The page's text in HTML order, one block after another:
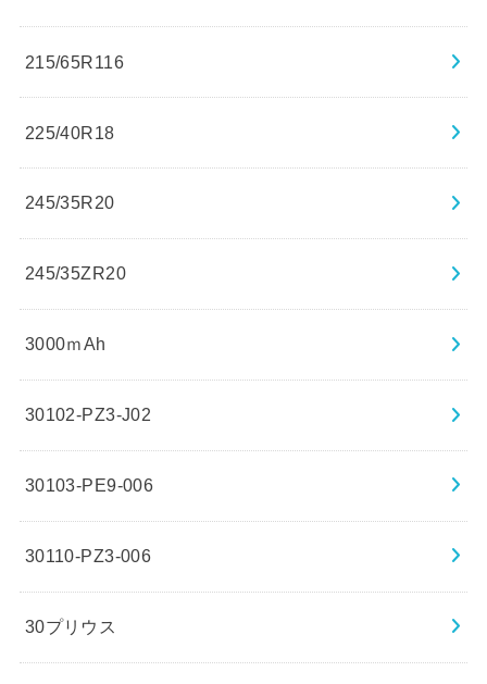
215/65R116
225/40R18
245/35R20
245/35ZR20
3000ｍAh
30102-PZ3-J02
30103-PE9-006
30110-PZ3-006
30プリウス